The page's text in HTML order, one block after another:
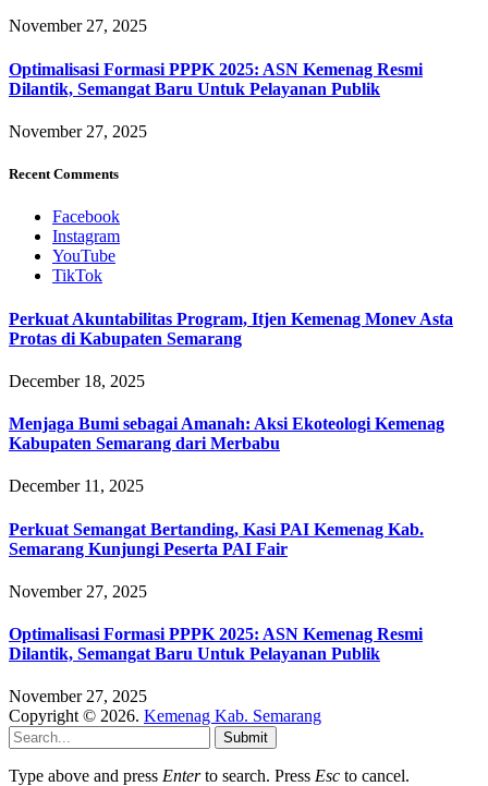
November 27, 2025
Optimalisasi Formasi PPPK 2025: ASN Kemenag Resmi
Dilantik, Semangat Baru Untuk Pelayanan Publik
November 27, 2025
Recent Comments
Facebook
Instagram
YouTube
TikTok
Perkuat Akuntabilitas Program, Itjen Kemenag Monev Asta
Protas di Kabupaten Semarang
December 18, 2025
Menjaga Bumi sebagai Amanah: Aksi Ekoteologi Kemenag
Kabupaten Semarang dari Merbabu
December 11, 2025
Perkuat Semangat Bertanding, Kasi PAI Kemenag Kab.
Semarang Kunjungi Peserta PAI Fair
November 27, 2025
Optimalisasi Formasi PPPK 2025: ASN Kemenag Resmi
Dilantik, Semangat Baru Untuk Pelayanan Publik
November 27, 2025
Copyright © 2026. Kemenag Kab. Semarang
Submit
Type above and press Enterto search. Press Esc to cancel.